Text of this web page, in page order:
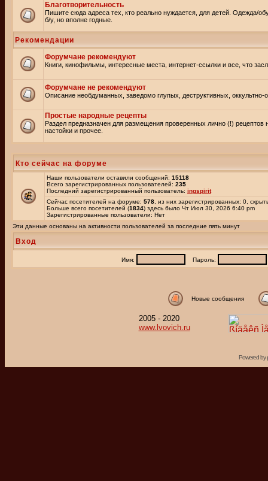
Благотворительность
Пишите сюда адреса тех, кто реально нуждается, для детей. Одежда/
б/у, но вполне годные.
Рекомендации
Форумчане рекомендуют
Книги, кинофильмы, интересные места, интернет-ссылки и все, что
Форумчане не рекомендуют
Описание необдуманных, заведомо глупых, деструктивных, оккультно-
Простые народные рецепты
Раздел предназначен для размещения проверенных лично (!)
настойки и прочее.
Кто сейчас на форуме
Наши пользователи оставили сообщений: 15118
Всего зарегистрированных пользователей: 235
Последний зарегистрированный пользователь: ingspirit
Сейчас посетителей на форуме: 578 , из них зарегистрированных: 0,
Больше всего посетителей (1834) здесь было Чт Июл 30, 2026 6:40 pm
Зарегистрированные пользователи: Нет
Эти данные основаны на активности пользователей за последние пять минут
Вход
Имя: Пароль:
Новые сообщения
2005 - 2020
www.lvovich.ru
Powered by